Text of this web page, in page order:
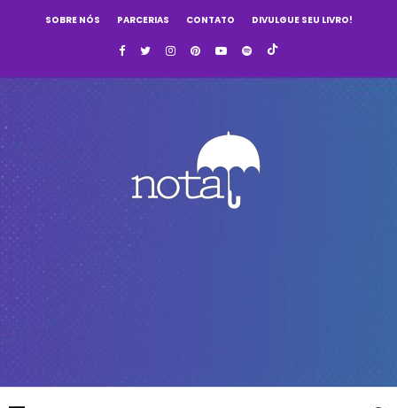
SOBRE NÓS PARCERIAS CONTATO DIVULGUE SEU LIVRO!